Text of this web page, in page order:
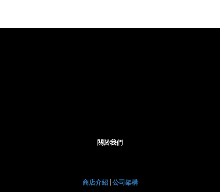
關於我們
商店介紹| 公司架構